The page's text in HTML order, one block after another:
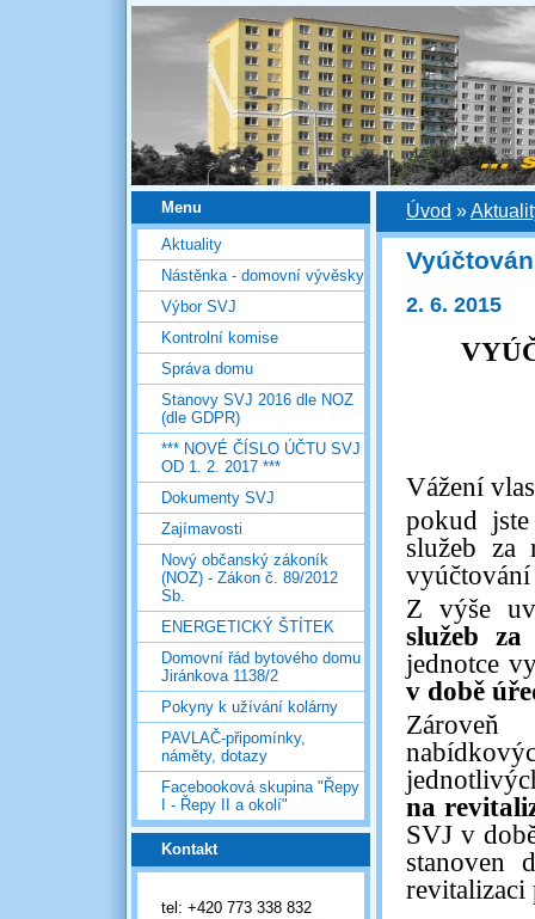
Menu
Aktuality
Nástěnka - domovní vývěsky
Výbor SVJ
Kontrolní komise
Správa domu
Stanovy SVJ 2016 dle NOZ
(dle GDPR)
*** NOVÉ ČÍSLO ÚČTU SVJ
OD 1. 2. 2017 ***
Dokumenty SVJ
Zajímavosti
Nový občanský zákoník
(NOZ) - Zákon č. 89/2012
Sb.
ENERGETICKÝ ŠTÍTEK
Domovní řád bytového domu
Jiránkova 1138/2
Pokyny k užívání kolárny
PAVLAČ-připomínky,
náměty, dotazy
Facebooková skupina "Řepy
I - Řepy II a okolí"
Kontakt
tel: +420 773 338 832
Úvod »
2. 6. 2015
Vážení
pokud
služeb za
vyúčtování
Z výše
služeb
jednotce
v době
na
SVJ v
stanoven
revitalizaci